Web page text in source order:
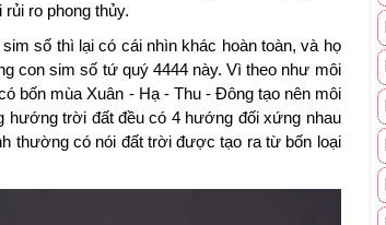
ro phong thủy.
số thì lại có cái nhìn khác hoàn toàn, và họ
con sim số tứ quý 4444 này. Vì theo như môi
bốn mùa Xuân - Hạ - Thu - Đông tạo nên môi
trời đất đều có 4 hướng đối xứng nhau
thường có nói đất trời được tạo ra từ bốn loại